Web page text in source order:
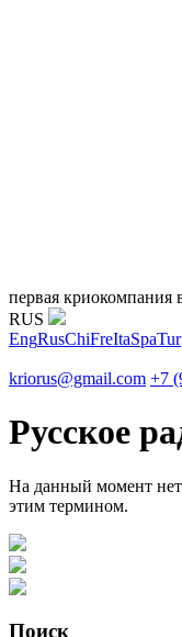
первая криокомпания
RUS
EngRusChiFreItaSpaTur
kriorus@gmail.com +7
Русское
На данный момент
этим термином.
Поиск